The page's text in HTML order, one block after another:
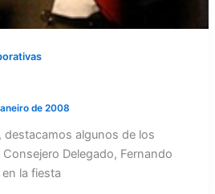
de 2008
destacamos algunos de los
Delegado, Fernando
la fiesta